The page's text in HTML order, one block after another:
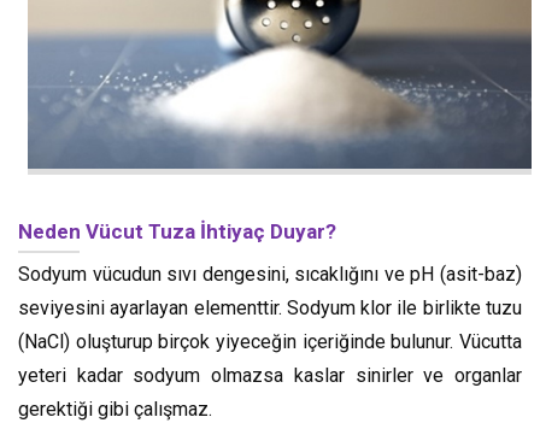
Neden Vücut Tuza İhtiyaç Duyar?
Sodyum vücudun sıvı dengesini, sıcaklığını ve pH (asit-baz)
seviyesini ayarlayan elementtir. Sodyum klor ile birlikte tuzu
(NaCl) oluşturup birçok yiyeceğin içeriğinde bulunur. Vücutta
yeteri kadar sodyum olmazsa kaslar sinirler ve organlar
gerektiği gibi çalışmaz.